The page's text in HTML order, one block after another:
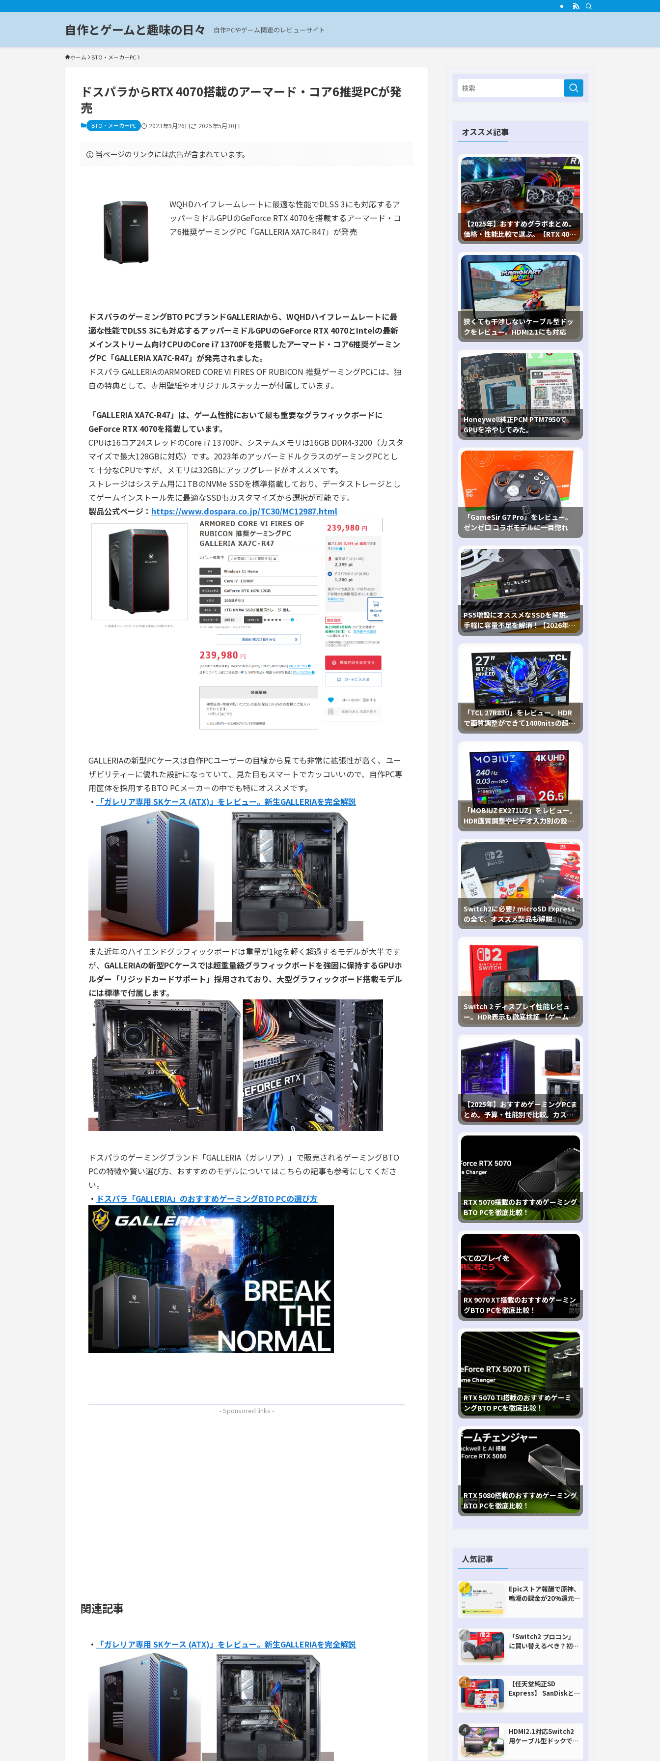
自作とゲームと趣味の日々 自作PCやゲーム関連のレビューサイト
ホーム BTO・メーカーPC
ドスパラからRTX 4070搭載のアーマード・コア6推奨PCが発
売
BTO・メーカーPC 2023年9月26日 2025年5月30日
当ページのリンクには広告が含まれています。
WQHDハイフレームレートに最適な性能でDLSS 3にも対応するア
ッパーミドルGPUのGeForce RTX 4070を搭載するアーマード・コ
ア6推奨ゲーミングPC「GALLERIA XA7C-R47」が発売
ドスパラのゲーミングBTO PCブランドGALLERIAから、WQHDハイフレームレートに最
適な性能でDLSS 3にも対応するアッパーミドルGPUのGeForce RTX 4070とIntelの最新
メインストリーム向けCPUのCore i7 13700Fを搭載したアーマード・コア6推奨ゲーミン
グPC「GALLERIA XA7C-R47」が発売されました。
ドスパラ GALLERIAのARMORED CORE VI FIRES OF RUBICON 推奨ゲーミングPCには、独
自の特典として、専用壁紙やオリジナルステッカーが付属しています。
「GALLERIA XA7C-R47」は、ゲーム性能において最も重要なグラフィックボードに
GeForce RTX 4070を搭載しています。
CPUは16コア24スレッドのCore i7 13700F、システムメモリは16GB DDR4-3200（カスタ
マイズで最大128GBに対応）です。2023年のアッパーミドルクラスのゲーミングPCとし
て十分なCPUですが、メモリは32GBにアップグレードがオススメです。
ストレージはシステム用に1TBのNVMe SSDを標準搭載しており、データストレージとし
てゲームインストール先に最適なSSDもカスタマイズから選択が可能です。
製品公式ページ： https://www.dospara.co.jp/TC30/MC12987.html
GALLERIAの新型PCケースは自作PCユーザーの目線から見ても非常に拡張性が高く、ユー
ザビリティーに優れた設計になっていて、見た目もスマートでカッコいいので、自作PC専
用筐体を採用するBTO PCメーカーの中でも特にオススメです。
・
「ガレリア専用 SKケース (ATX)」をレビュー。新生GALLERIAを完全解説
また近年のハイエンドグラフィックボードは重量が1kgを軽く超過するモデルが大半です
が、 GALLERIAの新型PCケースでは超重量級グラフィックボードを強固に保持するGPUホ
ルダー「リジッドカードサポート」採用されており、大型グラフィックボード搭載モデル
には標準で付属します。
ドスパラのゲーミングブランド「GALLERIA（ガレリア）」で販売されるゲーミングBTO
PCの特徴や賢い選び方、おすすめのモデルについてはこちらの記事も参考にしてくださ
い。
・ ドスパラ「GALLERIA」のおすすめゲーミングBTO PCの選び方
- Sponsored links -
関連記事
・ 「ガレリア専用 SKケース (ATX)」をレビュー。新生GALLERIAを完全解説
オススメ記事
【2025年】おすすめグラボまとめ。
価格・性能比較で選ぶ。【RTX 40,
RX 7000各種に対応】
狭くても干渉しないケーブル型ドッ
クをレビュー。HDMI2.1にも対応
Honeywell純正PCM PTM7950で
GPUを冷やしてみた。
「GameSir G7 Pro」をレビュー。
ゼンゼロ コラボモデルに一目惚れ
PS5増設にオススメなSSDを解説。
手軽に容量不足を解消！【2026年最
新、PS5 Proにも対応】
「TCL 27R83U」をレビュー。HDR
で画質調整ができて1400nitsの超高
輝度も発揮！
「MOBIUZ EX271UZ」をレビュー。
HDR画質調整やビデオ入力別の設定
が可能な4K有機ELゲーミングモニタ
を徹底検証
Switch2に必要? microSD Express
の全て、オススメ製品も解説
Switch 2 ディスプレイ性能レビュ
ー。HDR表示も徹底検証 【ゲームに
おけるHDRの未来を切り開く1台！】
【2025年】おすすめゲーミングPCま
とめ。予算・性能別で比較。カスタ
マイズ指南も
RTX 5070搭載のおすすめゲーミング
BTO PCを徹底比較！
RX 9070 XT搭載のおすすめゲーミン
グBTO PCを徹底比較！
RTX 5070 Ti搭載のおすすめゲーミ
ングBTO PCを徹底比較！
RTX 5080搭載のおすすめゲーミング
BTO PCを徹底比較！
人気記事
Epicストア報酬で原神、
鳴潮の課金が20%還元
「Switch2 プロコン」
に買い替えるべき？初代
【任天堂純正SD
Express】 SanDiskと
HDMI2.1対応Switch2
用ケーブル型ドックで省